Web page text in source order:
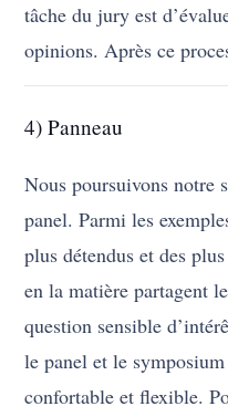
tâche du jury est
opinions. Après ce
4) Panneau
Nous poursuivons notre
panel. Parmi les
plus détendus et des
en la matière partagent
question sensible
le panel et le symposium
confortable et flexible.